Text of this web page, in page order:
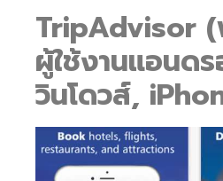
TripAdvisor
ผู้ใช้งานแอนด
วินโดวส์,